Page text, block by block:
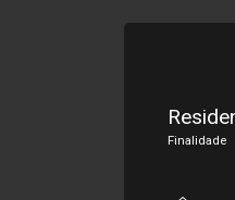
Finalidade